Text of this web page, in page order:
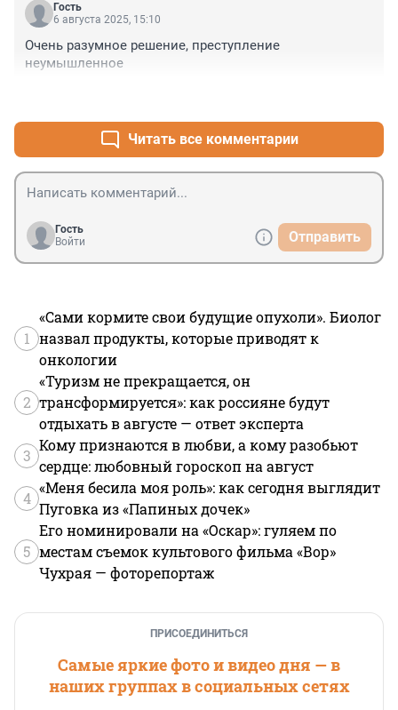
Гость
6 августа 2025, 15:10
Очень разумное решение, преступление
неумышленное
Читать все комментарии
Гость
Войти
Отправить
1
«Сами кормите свои будущие опухоли». Биолог
назвал продукты, которые приводят к
онкологии
2
«Туризм не прекращается, он
трансформируется»: как россияне будут
отдыхать в августе — ответ эксперта
3
Кому признаются в любви, а кому разобьют
сердце: любовный гороскоп на август
4
«Меня бесила моя роль»: как сегодня выглядит
Пуговка из «Папиных дочек»
5
Его номинировали на «Оскар»: гуляем по
местам съемок культового фильма «Вор»
Чухрая — фоторепортаж
ПРИСОЕДИНИТЬСЯ
Самые яркие фото и видео дня — в
наших группах в социальных сетях